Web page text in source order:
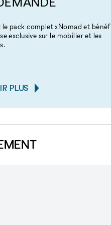
le pack complet xNomad et
exclusive sur le mobilier et les
PLUS